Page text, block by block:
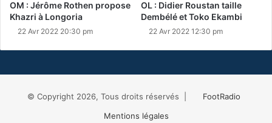
OM : Jérôme Rothen propose
Khazri à Longoria
22 Avr 2022 20:30 pm
OL : Didier Roustan taille
Dembélé et Toko Ekambi
22 Avr 2022 12:30 pm
© Copyright 2026, Tous droits réservés |
FootRadio
Mentions légales